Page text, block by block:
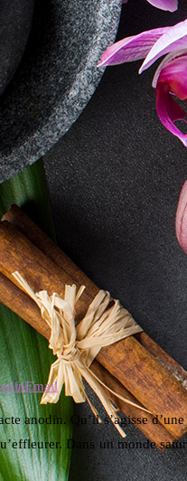
Email
anodin. Qu’il s’agisse
Dans un monde